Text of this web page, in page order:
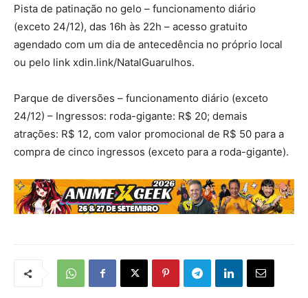
Pista de patinação no gelo – funcionamento diário
(exceto 24/12), das 16h às 22h – acesso gratuito
agendado com um dia de antecedência no próprio local
ou pelo link xdin.link/NatalGuarulhos.
Parque de diversões – funcionamento diário (exceto
24/12) – Ingressos: roda-gigante: R$ 20; demais
atrações: R$ 12, com valor promocional de R$ 50 para a
compra de cinco ingressos (exceto para a roda-gigante).